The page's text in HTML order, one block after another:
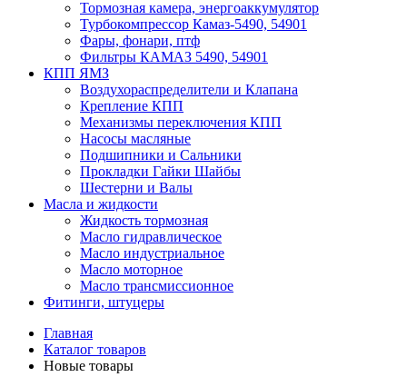
Тормозная камера, энергоаккумулятор
Турбокомпрессор Камаз-5490, 54901
Фары, фонари, птф
Фильтры КАМАЗ 5490, 54901
КПП ЯМЗ
Воздухораспределители и Клапана
Крепление КПП
Механизмы переключения КПП
Насосы масляные
Подшипники и Сальники
Прокладки Гайки Шайбы
Шестерни и Валы
Масла и жидкости
Жидкость тормозная
Масло гидравлическое
Масло индустриальное
Масло моторное
Масло трансмиссионное
Фитинги, штуцеры
Главная
Каталог товаров
Новые товары